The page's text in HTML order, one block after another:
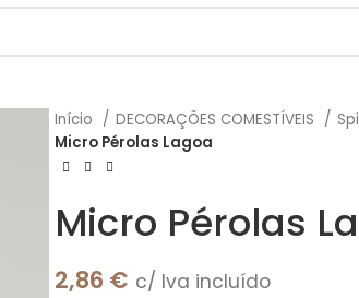
Início DECORAÇÕES COMESTÍVEIS
Micro Pérolas Lagoa
Micro Pérolas
2,86 € c/ Iva incluído